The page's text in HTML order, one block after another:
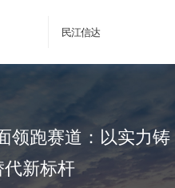
民江信达
领跑赛道：以实力铸
新标杆